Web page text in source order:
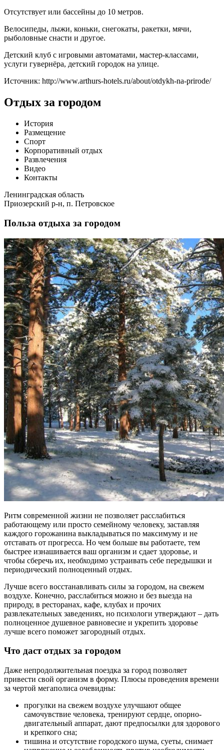
Отсутствует или бассейны до 10 метров.
Велосипеды, лыжи, коньки, снегокаты, ракетки, мячи,
рыболовные снасти и другое.
Детский клуб с игровыми автоматами, мастер-классами,
услуги гувернёра, детский городок на улице.
Источник: http://www.arthurs-hotels.ru/about/otdykh-na-prirode/
Отдых за городом
История
Размещение
Спорт
Корпоративный отдых
Развлечения
Видео
Контакты
Ленинградская область
Приозерский р-н, п. Петровское
Польза отдыха за городом
Ритм современной жизни не позволяет расслабиться
работающему или просто семейному человеку, заставляя
каждого горожанина выкладываться по максимуму и не
отставать от прогресса. Но чем больше вы работаете, тем
быстрее изнашивается ваш организм и сдает здоровье, и
чтобы сберечь их, необходимо устраивать себе передышки и
периодический полноценный отдых.
Лучше всего восстанавливать силы за городом, на свежем
воздухе. Конечно, расслабиться можно и без выезда на
природу, в ресторанах, кафе, клубах и прочих
развлекательных заведениях, но психологи утверждают – дать
полноценное душевное равновесие и укрепить здоровье
лучше всего поможет загородный отдых.
Что даст отдых за городом
Даже непродолжительная поездка за город позволяет
привести свой организм в форму. Плюсы проведения времени
за чертой мегаполиса очевидны:
прогулки на свежем воздухе улучшают общее
самочувствие человека, тренируют сердце, опорно-
двигательный аппарат, дают предпосылки для здорового
и крепкого сна;
тишина и отсутствие городского шума, суеты, снимает